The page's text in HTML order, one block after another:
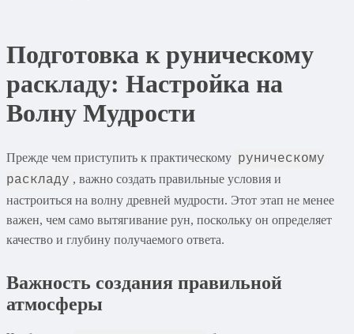
Подготовка к руническому
раскладу: Настройка на
Волну Мудрости
Прежде чем приступить к практическому руническому
раскладу , важно создать правильные условия и
настроиться на волну древней мудрости. Этот этап не менее
важен, чем само вытягивание рун, поскольку он определяет
качество и глубину получаемого ответа.
Важность создания правильной
атмосферы